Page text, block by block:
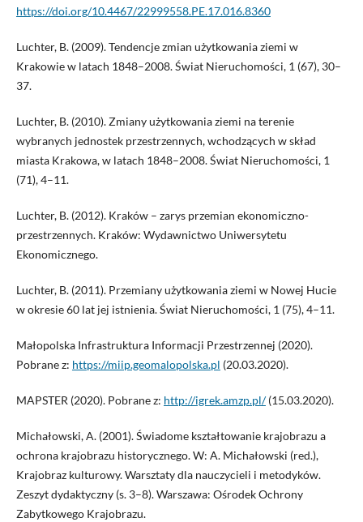
https://doi.org/10.4467/22999558.PE.17.016.8360
Luchter, B. (2009). Tendencje zmian użytkowania ziemi w
Krakowie w latach 1848–2008. Świat Nieruchomości, 1 (67), 30–
37.
Luchter, B. (2010). Zmiany użytkowania ziemi na terenie
wybranych jednostek przestrzennych, wchodzących w skład
miasta Krakowa, w latach 1848–2008. Świat Nieruchomości, 1
(71), 4–11.
Luchter, B. (2012). Kraków – zarys przemian ekonomiczno-
przestrzennych. Kraków: Wydawnictwo Uniwersytetu
Ekonomicznego.
Luchter, B. (2011). Przemiany użytkowania ziemi w Nowej Hucie
w okresie 60 lat jej istnienia. Świat Nieruchomości, 1 (75), 4–11.
Małopolska Infrastruktura Informacji Przestrzennej (2020).
Pobrane z: https://miip.geomalopolska.pl (20.03.2020).
MAPSTER (2020). Pobrane z: http://igrek.amzp.pl/(15.03.2020).
Michałowski, A. (2001). Świadome kształtowanie krajobrazu a
ochrona krajobrazu historycznego. W: A. Michałowski (red.),
Krajobraz kulturowy. Warsztaty dla nauczycieli i metodyków.
Zeszyt dydaktyczny (s. 3–8). Warszawa: Ośrodek Ochrony
Zabytkowego Krajobrazu.